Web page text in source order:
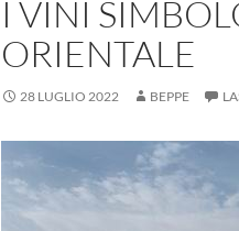
I VINI
ORIENTALE
28 LUGLIO 2022 BEPPE